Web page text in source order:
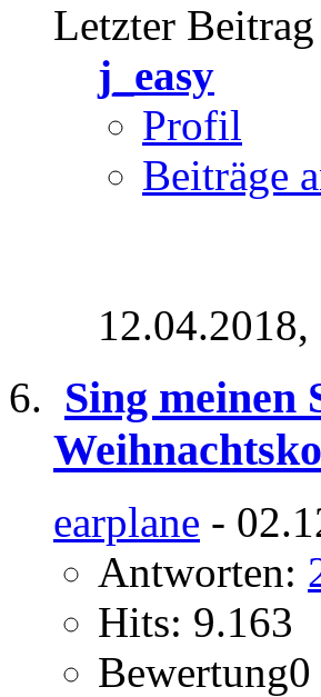
Letzter
j_easy
Profil
Beiträge
12.04.2018,
Sing meinen
earplane -
Antworten:
Hits: 9.163
Bewertung0